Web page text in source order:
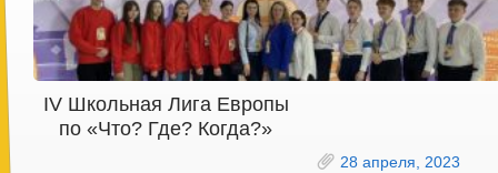
IV Школьная Лига Европы
по «Что? Где? Когда?»
28 апреля, 2023